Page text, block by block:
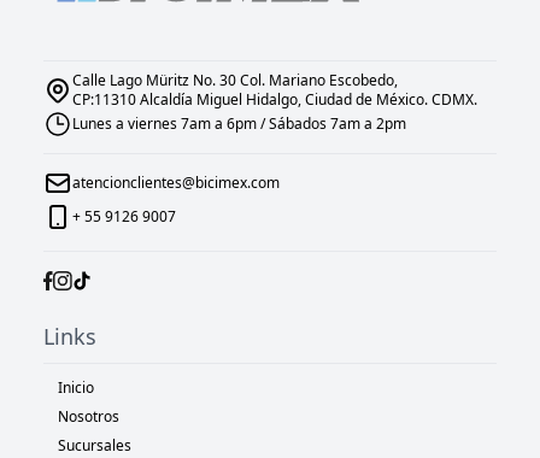
Calle Lago Müritz No. 30 Col. Mariano Escobedo,
CP:11310 Alcaldía Miguel Hidalgo, Ciudad de México. CDMX.
Lunes a viernes 7am a 6pm / Sábados 7am a 2pm
atencionclientes@bicimex.com
+ 55 9126 9007
Links
Inicio
Nosotros
Sucursales